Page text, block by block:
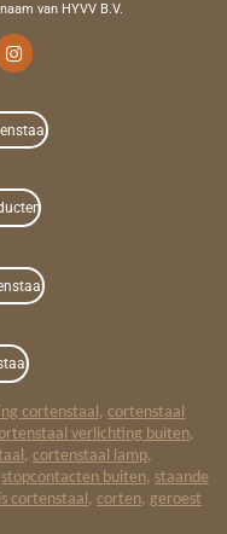
van HYVV B.V.
I
n
t
a
g
m
cortenstaal, cortenstaal
verlichting buiten,
, cortenstaal lamp,
stopcontacten buiten, staande
cortenstaal, corten, geroest